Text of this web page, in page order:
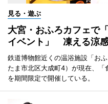
見る・遊ぶ
大宮・おふろカフェで
イベント」 凍える涼
鉄道博物館近くの温浴施設「お
たま市北区大成町4）が現在、「
を期間限定で開催している。